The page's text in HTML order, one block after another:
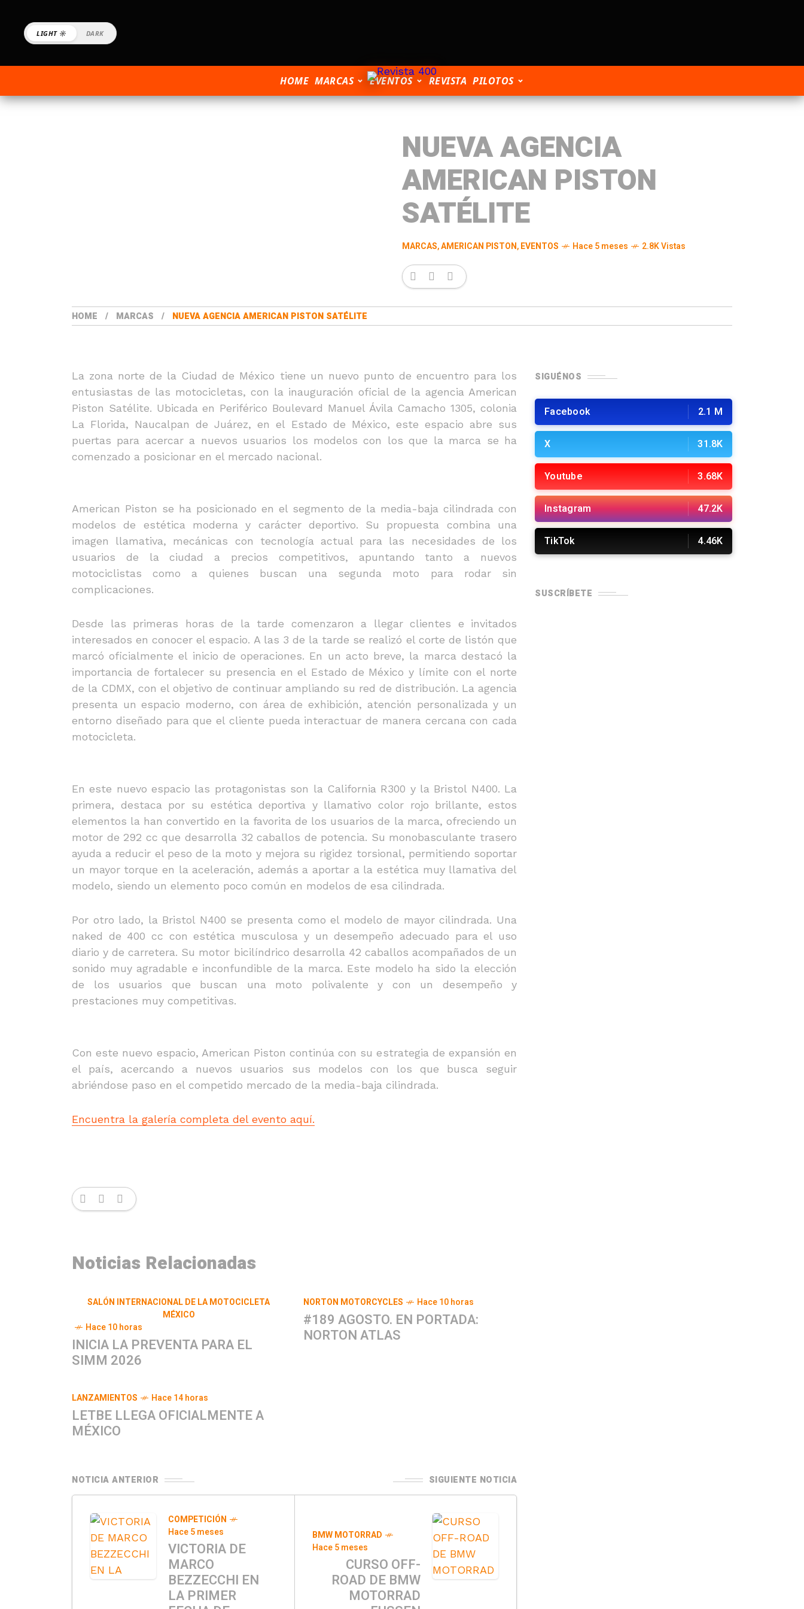
NUEVA AGENCIA
AMERICAN PISTON
SATÉLITE
MARCAS,AMERICAN PISTON,EVENTOS Hace 5 meses 2.8K Vistas
HOME MARCAS NUEVA AGENCIA AMERICAN PISTON SATÉLITE
La zona norte de la Ciudad de México tiene un nuevo punto de encuentro para los
entusiastas de las motocicletas, con la inauguración oficial de la agencia American
Piston Satélite. Ubicada en Periférico Boulevard Manuel Ávila Camacho 1305, colonia
La Florida, Naucalpan de Juárez, en el Estado de México, este espacio abre sus
puertas para acercar a nuevos usuarios los modelos con los que la marca se ha
comenzado a posicionar en el mercado nacional.
American Piston se ha posicionado en el segmento de la media-baja cilindrada con
modelos de estética moderna y carácter deportivo. Su propuesta combina una
imagen llamativa, mecánicas con tecnología actual para las necesidades de los
usuarios de la ciudad a precios competitivos, apuntando tanto a nuevos
motociclistas como a quienes buscan una segunda moto para rodar sin
complicaciones.
Desde las primeras horas de la tarde comenzaron a llegar clientes e invitados
interesados en conocer el espacio. A las 3 de la tarde se realizó el corte de listón que
marcó oficialmente el inicio de operaciones. En un acto breve, la marca destacó la
importancia de fortalecer su presencia en el Estado de México y límite con el norte
de la CDMX, con el objetivo de continuar ampliando su red de distribución. La agencia
presenta un espacio moderno, con área de exhibición, atención personalizada y un
entorno diseñado para que el cliente pueda interactuar de manera cercana con cada
motocicleta.
En este nuevo espacio las protagonistas son la California R300 y la Bristol N400. La
primera, destaca por su estética deportiva y llamativo color rojo brillante, estos
elementos la han convertido en la favorita de los usuarios de la marca, ofreciendo un
motor de 292 cc que desarrolla 32 caballos de potencia. Su monobasculante trasero
ayuda a reducir el peso de la moto y mejora su rigidez torsional, permitiendo soportar
un mayor torque en la aceleración, además a aportar a la estética muy llamativa del
modelo, siendo un elemento poco común en modelos de esa cilindrada.
Por otro lado, la Bristol N400 se presenta como el modelo de mayor cilindrada. Una
naked de 400 cc con estética musculosa y un desempeño adecuado para el uso
diario y de carretera. Su motor bicilíndrico desarrolla 42 caballos acompañados de un
sonido muy agradable e inconfundible de la marca. Este modelo ha sido la elección
de los usuarios que buscan una moto polivalente y con un desempeño y
prestaciones muy competitivas.
Con este nuevo espacio, American Piston continúa con su estrategia de expansión en
el país, acercando a nuevos usuarios sus modelos con los que busca seguir
abriéndose paso en el competido mercado de la media-baja cilindrada.
Encuentra la galería completa del evento aquí.
Noticias Relacionadas
SALÓN INTERNACIONAL DE LA MOTOCICLETA
MÉXICO
Hace 10 horas
INICIA LA PREVENTA PARA EL
SIMM 2026
NORTON MOTORCYCLES Hace 10 horas
#189 AGOSTO. EN PORTADA:
NORTON ATLAS
LANZAMIENTOS Hace 14 horas
LETBE LLEGA OFICIALMENTE A
MÉXICO
NOTICIA ANTERIOR SIGUIENTE NOTICIA
COMPETICIÓN
Hace 5 meses
VICTORIA DE
MARCO
BEZZECCHI EN
LA PRIMER
BMW MOTORRAD
Hace 5 meses
CURSO OFF-
ROAD DE BMW
MOTORRAD
SIGUÉNOS
Facebook 2.1 M
X 31.8K
Youtube 3.68K
Instagram 47.2K
TikTok 4.46K
SUSCRÍBETE
LIGHT ☼ DARK
HOME MARCAS EVENTOS REVISTA PILOTOS